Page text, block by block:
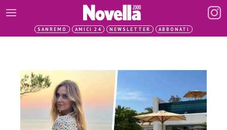
SANREMO AMICI 24 NEWSLETTER ABBONATI